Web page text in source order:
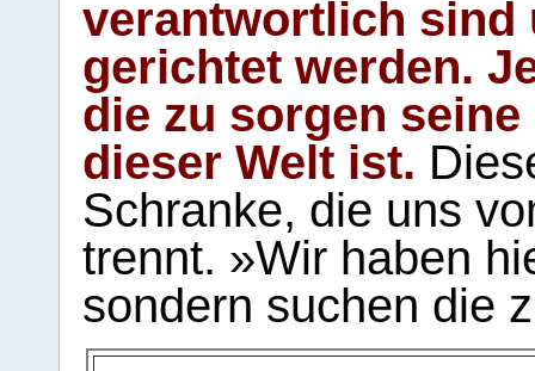
verantwortlich sind
gerichtet werden.
die zu sorgen
dieser Welt ist.
Schranke, die uns
trennt. »Wir haben
sondern suchen die